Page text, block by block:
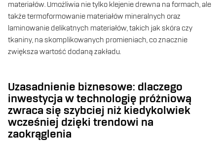
materiałów. Umożliwia nie tylko klejenie drewna na formach, ale
także termoformowanie materiałów mineralnych oraz
laminowanie delikatnych materiałów, takich jak skóra czy
tkaniny, na skomplikowanych promieniach, co znacznie
zwiększa wartość dodaną zakładu.
Uzasadnienie biznesowe: dlaczego
inwestycja w technologię próżniową
zwraca się szybciej niż kiedykolwiek
wcześniej dzięki trendowi na
zaokrąglenia